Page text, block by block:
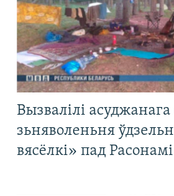
Вызвалілі
зьняволеньня
вясёлкі» пад Расонамі